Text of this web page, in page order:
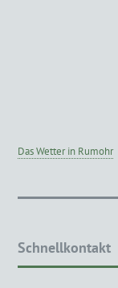
Das Wetter in Rumohr
Schnellkontakt